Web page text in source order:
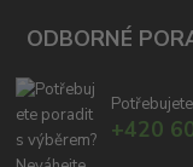
ODBORNÉ
+420